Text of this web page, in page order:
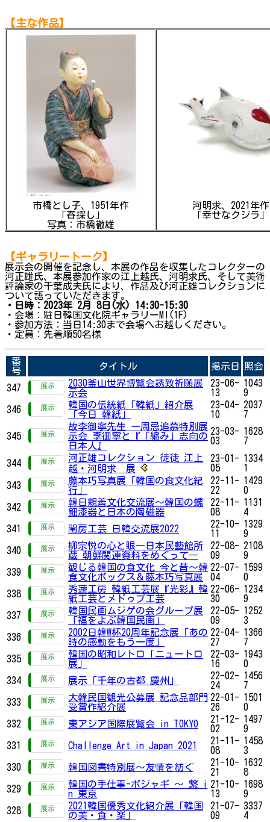
【主な作品】
市橋とし子、1951年作
「春探し」
写真：市橋徹雄
河明求、2021年作
「幸せなクジラ」
【ギャラリートーク】
展示会の開催を記念し、本展の作品を収集したコレクターの
河正雄氏、本展参加作家の江上越氏、河明求氏、そして美術
評論家の千葉成夫氏により、作品及び河正雄コレクションに
ついて語っていただきます。
・日時：2023年 2月 8日(水) 14:30-15:30
・会場：駐日韓国文化院ギャラリーMI(1F)
・参加方法：当日14:30まで会場へお越しください。
・定員：先着順50名様
番
号
タイトル 掲示日 照会
347
2030釜山世界博覧会誘致祈願展
示会
23-06-
13
1043
9
346
韓国の伝統紙「韓紙」紹介展
「今日 韓紙」
23-04-
10
2037
7
345
故李御寧先生 一周忌追慕特別展
示会 李御寧と『「縮み」志向の
日本人』
23-03-
03
1628
7
344
河正雄コレクション 徒徒 江上
越・河明求 展
23-01-
05
1334
1
343
藤本巧写真展「韓国の食文化紀
行」
22-11-
22
1429
0
342
韓日親善文化交流展～韓国の螺
鈿漆器と日本の陶磁器
22-11-
08
1131
4
341
閨房工芸 日韓交流展2022
22-10-
11
1329
9
340
柳宗悦の心と眼―日本民藝館所
蔵 朝鮮関連資料をめぐって―
22-08-
09
2108
9
339
観じる韓国の食文化 今と昔～韓
食文化ボックス＆藤本巧写真展
22-07-
04
1599
0
338
秀蓮工房 韓紙工芸展『光彩』韓
紙工芸とメドゥプ工芸
22-06-
30
1234
9
337
韓国民画ムジゲの会グループ展
「福をよぶ韓国民画」
22-05-
09
1252
3
336
2002日韓W杯20周年記念展「あの
時の感動をもう一度」
22-04-
27
1366
7
335
韓国の昭和レトロ「ニュートロ
展」
22-03-
16
1943
0
334
展示「千年の古都 慶州」
22-02-
24
1456
7
333
大韓民国観光公募展 記念品部門
受賞作紹介展
22-01-
26
1501
0
332
東アジア国際展覧会 in TOKYO
21-12-
02
1497
9
331
Challenge Art in Japan 2021
21-11-
08
1458
3
330
韓国図書特別展～友情を紡ぐ
21-10-
21
1632
8
329
韓国の手仕事-ポジャギ ～ 繋 i
n 東京
21-10-
13
1698
9
328
2021韓国優秀文化紹介展「韓国
の美・食・楽」
21-07-
09
3337
4